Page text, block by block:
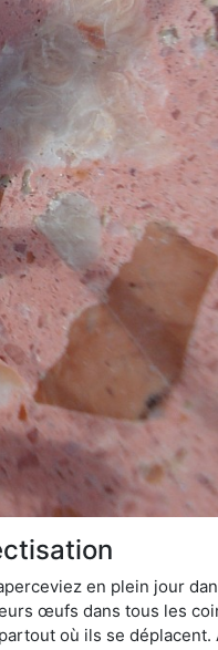
en plein jour
œufs dans tous les
où ils se